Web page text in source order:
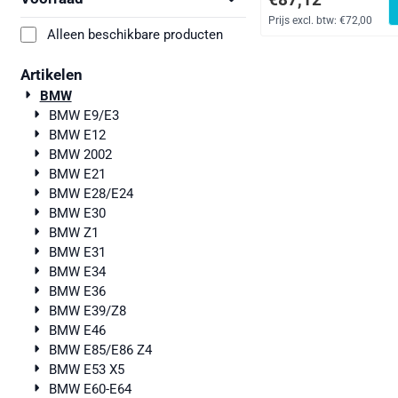
Alleen beschikbare producten
Artikelen
BMW
BMW E9/E3
BMW E12
BMW 2002
BMW E21
BMW E28/E24
BMW E30
BMW Z1
BMW E31
BMW E34
BMW E36
BMW E39/Z8
BMW E46
BMW E85/E86 Z4
BMW E53 X5
BMW E60-E64
Prijs excl. btw: €72,00